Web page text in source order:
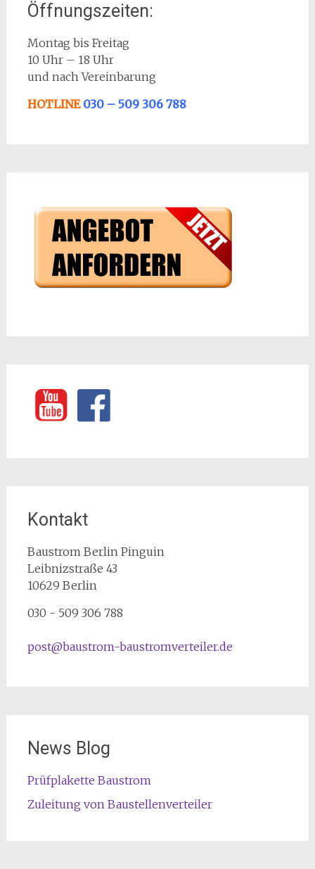
Öffnungszeiten:
Montag bis Freitag
10 Uhr – 18 Uhr
und nach Vereinbarung
HOTLINE 030 – 509 306 788
Kontakt
Baustrom Berlin Pinguin
Leibnizstraße 43
10629 Berlin
030 - 509 306 788
post@baustrom-baustromverteiler.de
News Blog
Prüfplakette Baustrom
Zuleitung von Baustellenverteiler